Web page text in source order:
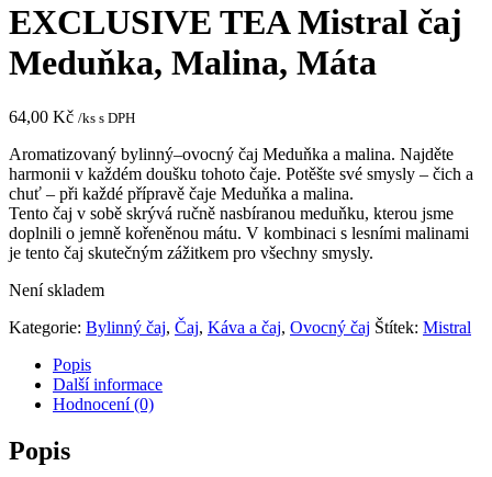
EXCLUSIVE TEA Mistral čaj
Meduňka, Malina, Máta
64,00 Kč /ks s DPH
Aromatizovaný bylinný–ovocný čaj Meduňka a malina. Najděte
harmonii v každém doušku tohoto čaje. Potěšte své smysly – čich a
chuť – při každé přípravě čaje Meduňka a malina.
Tento čaj v sobě skrývá ručně nasbíranou meduňku, kterou jsme
doplnili o jemně kořeněnou mátu. V kombinaci s lesními malinami
je tento čaj skutečným zážitkem pro všechny smysly.
Není skladem
Kategorie: Bylinný čaj, Čaj, Káva a čaj, Ovocný čaj Štítek: Mistral
Popis
Další informace
Hodnocení (0)
Popis